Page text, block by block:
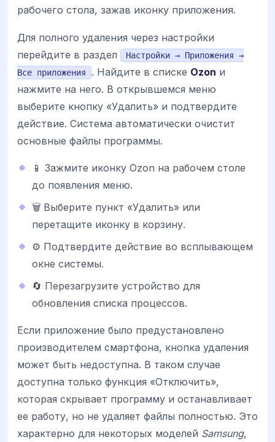
рабочего стола, зажав иконку приложения.
Для полного удаления через настройки
перейдите в раздел
Настройки → Приложения →
Все приложения
. Найдите в списке Ozon и
нажмите на него. В открывшемся меню
выберите кнопку «Удалить» и подтвердите
действие. Система автоматически очистит
основные файлы программы.
📱 Зажмите иконку Ozon на рабочем столе
до появления меню.
🗑️ Выберите пункт «Удалить» или
перетащите иконку в корзину.
⚙️ Подтвердите действие во всплывающем
окне системы.
🔄 Перезагрузите устройство для
обновления списка процессов.
Если приложение было предустановлено
производителем смартфона, кнопка удаления
может быть недоступна. В таком случае
доступна только функция «Отключить»,
которая скрывает программу и останавливает
ее работу, но не удаляет файлы полностью. Это
характерно для некоторых моделей Samsung,